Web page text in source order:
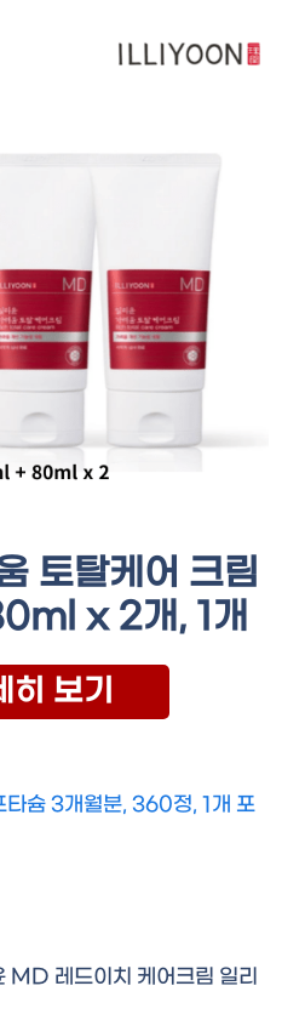
토탈케어 크림
x 2개, 1개
히 보기
타슘 3개월분, 360정, 1개 포
MD 레드이치 케어크림 일리